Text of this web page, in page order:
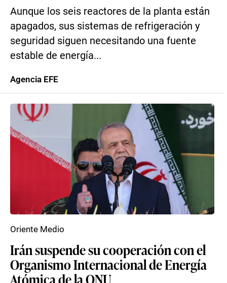
Aunque los seis reactores de la planta están
apagados, sus sistemas de refrigeración y
seguridad siguen necesitando una fuente
estable de energía...
Agencia EFE
Irán suspende su cooperación con el
Organismo Internacional de Energía
Atómica de la ONU
Oriente Medio